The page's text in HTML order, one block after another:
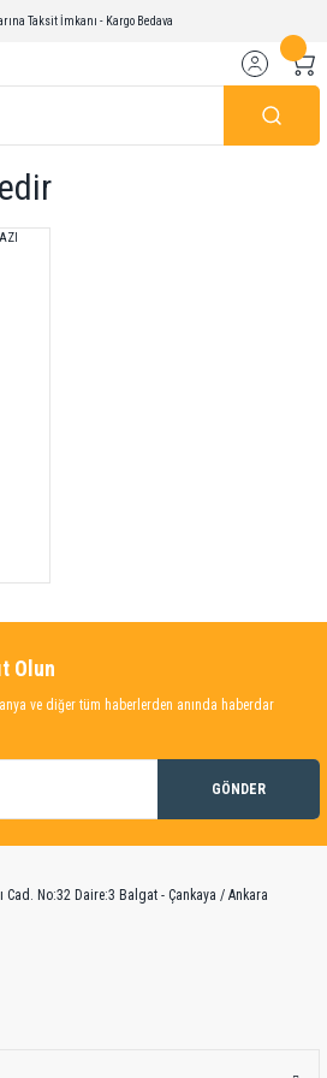
Taksit İmkanı - Kargo Bedava
Olun
ve diğer tüm haberlerden anında haberdar
GÖNDER
Cad. No:32 Daire:3 Balgat - Çankaya / Ankara